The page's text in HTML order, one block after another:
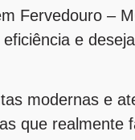
Fervedouro –
e
modernas e
que realmente